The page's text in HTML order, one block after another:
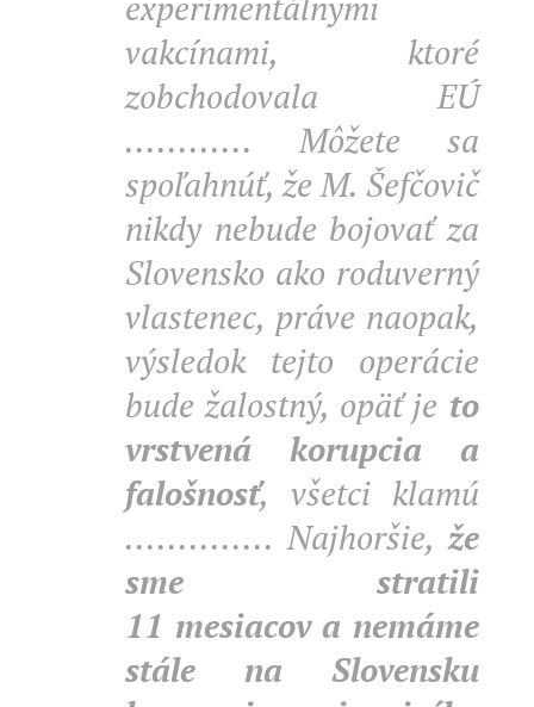
vakcínami, ktoré
zobchodovala EÚ
............ Môžete sa
spoľahnúť, že M. Šefčovič
nikdy nebude bojovať za
Slovensko ako roduverný
vlastenec, práve naopak,
výsledok tejto operácie
bude žalostný, opäť je to
vrstvená korupcia a
falošnosť, všetci klamú
.............. Najhoršie,že
sme stratili
11 mesiacov a nemáme
stále na Slovensku